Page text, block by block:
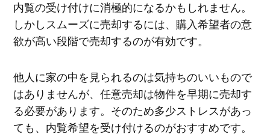
内覧の受け付けに消極的になるかもしれません。
しかしスムーズに売却するには、購入希望者の意
欲が高い段階で売却するのが有効です。
他人に家の中を見られるのは気持ちのいいもので
はありませんが、任意売却は物件を早期に売却す
る必要があります。そのため多少ストレスがあっ
ても、内覧希望を受け付けるのがおすすめです。